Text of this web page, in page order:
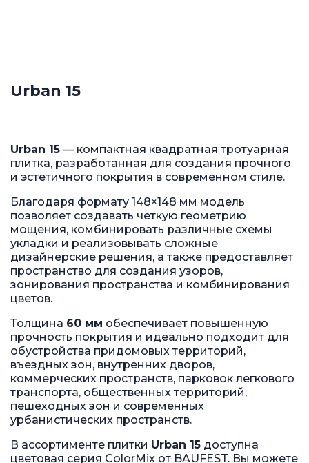
Urban 15
Urban 15 — компактная квадратная тротуарная
плитка, разработанная для создания прочного
и эстетичного покрытия в современном стиле.
Благодаря формату 148×148 мм модель
позволяет создавать четкую геометрию
мощения, комбинировать различные схемы
укладки и реализовывать сложные
дизайнерские решения, а также предоставляет
пространство для создания узоров,
зонирования пространства и комбинирования
цветов.
Толщина 60 мм обеспечивает повышенную
прочность покрытия и идеально подходит для
обустройства придомовых территорий,
въездных зон, внутренних дворов,
коммерческих пространств, парковок легкового
транспорта, общественных территорий,
пешеходных зон и современных
урбанистических пространств.
В ассортименте плитки Urban 15 доступна
цветовая серия ColorMix от BAUFEST. Вы можете